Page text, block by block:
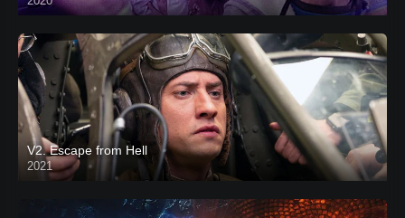
V2. Escape from Hell
2021